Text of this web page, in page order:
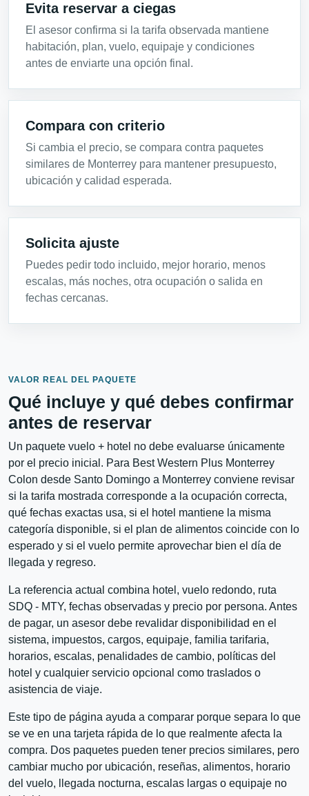
Evita reservar a ciegas
El asesor confirma si la tarifa observada mantiene
habitación, plan, vuelo, equipaje y condiciones
antes de enviarte una opción final.
Compara con criterio
Si cambia el precio, se compara contra paquetes
similares de Monterrey para mantener presupuesto,
ubicación y calidad esperada.
Solicita ajuste
Puedes pedir todo incluido, mejor horario, menos
escalas, más noches, otra ocupación o salida en
fechas cercanas.
VALOR REAL DEL PAQUETE
Qué incluye y qué debes confirmar
antes de reservar
Un paquete vuelo + hotel no debe evaluarse únicamente
por el precio inicial. Para Best Western Plus Monterrey
Colon desde Santo Domingo a Monterrey conviene revisar
si la tarifa mostrada corresponde a la ocupación correcta,
qué fechas exactas usa, si el hotel mantiene la misma
categoría disponible, si el plan de alimentos coincide con lo
esperado y si el vuelo permite aprovechar bien el día de
llegada y regreso.
La referencia actual combina hotel, vuelo redondo, ruta
SDQ - MTY, fechas observadas y precio por persona. Antes
de pagar, un asesor debe revalidar disponibilidad en el
sistema, impuestos, cargos, equipaje, familia tarifaria,
horarios, escalas, penalidades de cambio, políticas del
hotel y cualquier servicio opcional como traslados o
asistencia de viaje.
Este tipo de página ayuda a comparar porque separa lo que
se ve en una tarjeta rápida de lo que realmente afecta la
compra. Dos paquetes pueden tener precios similares, pero
cambiar mucho por ubicación, reseñas, alimentos, horario
del vuelo, llegada nocturna, escalas largas o equipaje no